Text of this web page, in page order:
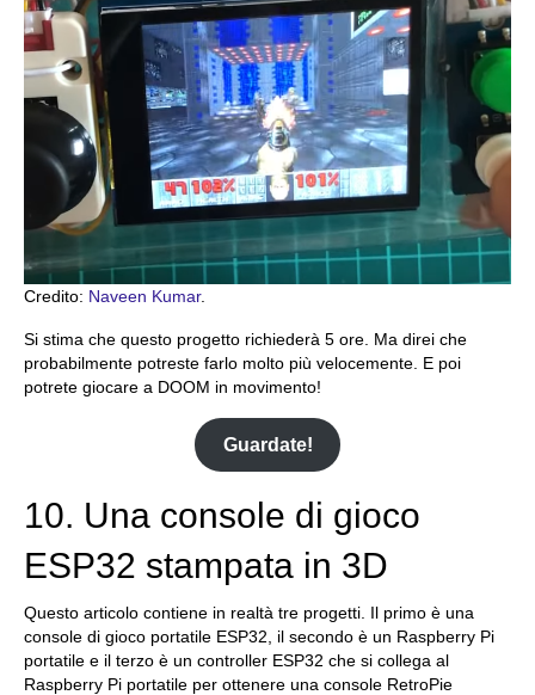
Credito: Naveen Kumar.
Si stima che questo progetto richiederà 5 ore. Ma direi che
probabilmente potreste farlo molto più velocemente. E poi
potrete giocare a DOOM in movimento!
Guardate!
10. Una console di gioco
ESP32 stampata in 3D
Questo articolo contiene in realtà tre progetti. Il primo è una
console di gioco portatile ESP32, il secondo è un Raspberry Pi
portatile e il terzo è un controller ESP32 che si collega al
Raspberry Pi portatile per ottenere una console RetroPie